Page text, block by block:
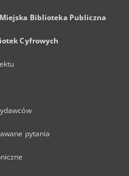
Biblioteka Publiczna
Cyfrowych
pytania